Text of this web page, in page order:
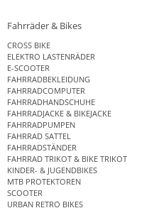
Fahrräder & Bikes
CROSS BIKE
ELEKTRO LASTENRÄDER
E-SCOOTER
FAHRRADBEKLEIDUNG
FAHRRADCOMPUTER
FAHRRADHANDSCHUHE
FAHRRADJACKE & BIKEJACKE
FAHRRADPUMPEN
FAHRRAD SATTEL
FAHRRADSTÄNDER
FAHRRAD TRIKOT & BIKE TRIKOT
KINDER- & JUGENDBIKES
MTB PROTEKTOREN
SCOOTER
URBAN RETRO BIKES